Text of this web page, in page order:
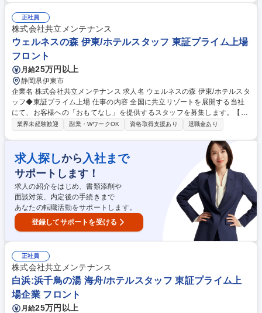
ティング
正社員
株式会社共立メンテナンス
ウェルネスの森 伊東/ホテルスタッフ 東証プライム上場
フロント
月給25万円以上
静岡県伊東市
企業名 株式会社共立メンテナンス 求人名 ウェルネスの森 伊東/ホテルスタ
ッフ◆東証プライム上場 仕事の内容 全国に共立リゾートを展開する当社
にて、お客様への「おもてなし」を提供するスタッフを募集します。【フ
ロント】■接客対応（チェックイン、チェックアウト、観光案内）■館内案
お食事の提供／テーブルセッティング・片付、デシャップ 【予約販売/総
務経理】データ入力・管理、電話対応／ホテルシステムによる予約受付、
売上・入金処理 【施設管理】客室及び共用部、温浴施設の清掃、ホテル内
の設備点検などの計画及び実行、その他付帯設備の点検管理、駐車場内で
の車両誘導・管理、送迎ドライバーなど 募集職種 ウェルネスの森 伊東/ホ
テルスタッフ◆東証プライム上場
業界未経験歓迎 副業・WワークOK 資格取得支援あり 退職金あり
求人探しから 入社まで
サポートします！
求人の紹介をはじめ、書類添削や
面談対策、内定後の手続きまで
あなたの転職活動をサポートします。
登録してサポートを受ける
正社員
株式会社共立メンテナンス
白浜:浜千鳥の湯 海舟/ホテルスタッフ 東証プライム上
場企業 フロント
月給25万円以上